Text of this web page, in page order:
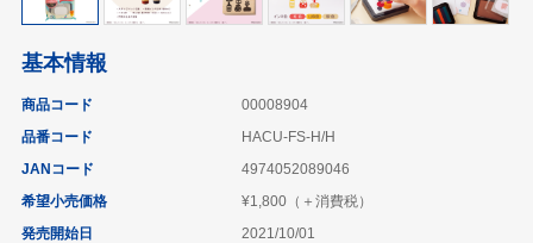
基本情報
商品コード
00008904
品番コード
HACU-FS-H/H
JANコード
4974052089046
希望小売価格
¥1,800（＋消費税）
発売開始日
2021/10/01